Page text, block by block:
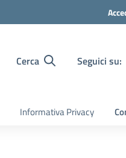
Cerca Seguici su:
Informativa Privacy